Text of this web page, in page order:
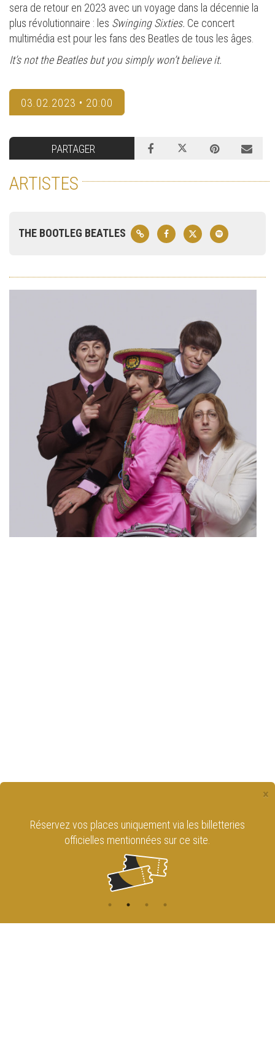
sera de retour en 2023 avec un voyage dans la décennie la
plus révolutionnaire : les Swinging Sixties. Ce concert
multimédia est pour les fans des Beatles de tous les âges.
It’s not the Beatles but you simply won’t believe it.
03.02.2023 • 20:00
PARTAGER
ARTISTES
THE BOOTLEG BEATLES
×
Réservez vos places uniquement via les billetteries
officielles mentionnées sur ce site.